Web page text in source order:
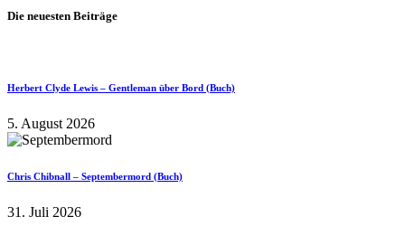
Die neuesten Beiträge
Herbert Clyde Lewis – Gentleman über Bord (Buch)
5. August 2026
Chris Chibnall – Septembermord (Buch)
31. Juli 2026